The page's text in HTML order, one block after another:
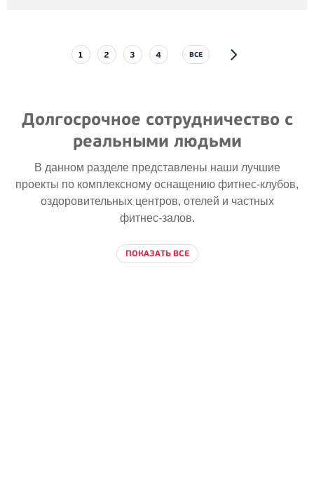
1 2 3 4 ВСЕ
Долгосрочное сотрудничество с
реальными людьми
В данном разделе представлены наши лучшие
проекты по комплексному оснащению фитнес-клубов,
оздоровительных центров, отелей и частных
фитнес-залов.
ПОКАЗАТЬ ВСЕ